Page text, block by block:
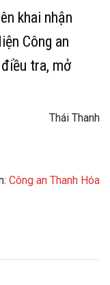
khai nhận
Công an
tra, mở
Thái Thanh
Công an Thanh Hóa